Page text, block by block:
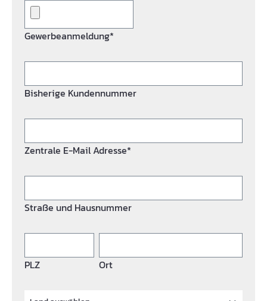
Gewerbeanmeldung*
Bisherige Kundennummer
Zentrale E-Mail Adresse*
Straße und Hausnummer
PLZ Ort